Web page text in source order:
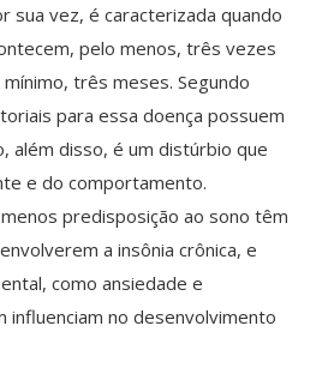
sua vez, é caracterizada quando
pelo menos, três vezes
três meses. Segundo
para essa doença possuem
além disso, é um distúrbio que
e do comportamento.
predisposição ao sono têm
a insônia crônica, e
como ansiedade e
influenciam no desenvolvimento